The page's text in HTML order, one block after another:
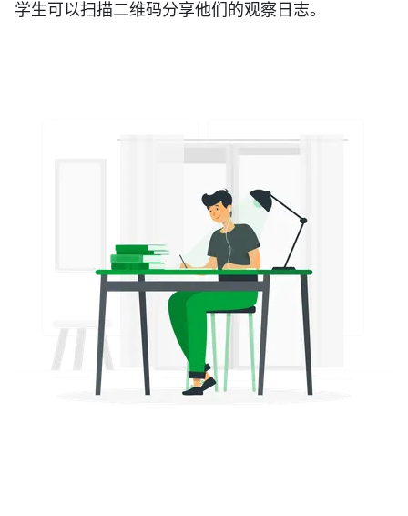
学生可以扫描二维码分享他们的观察日志。